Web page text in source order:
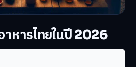
หารไทยในปี 2026